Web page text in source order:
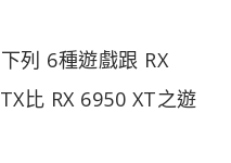
列 6種遊戲跟 RX
比 RX 6950 XT之遊